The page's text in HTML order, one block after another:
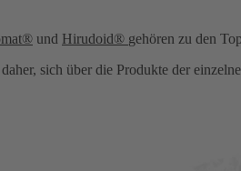
und Hirudoid® gehören zu den
sich über die Produkte der